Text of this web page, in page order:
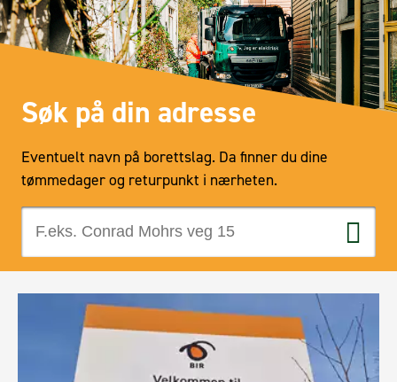
Søk på din adresse
Eventuelt navn på borettslag. Da finner du dine
tømmedager og returpunkt i nærheten.